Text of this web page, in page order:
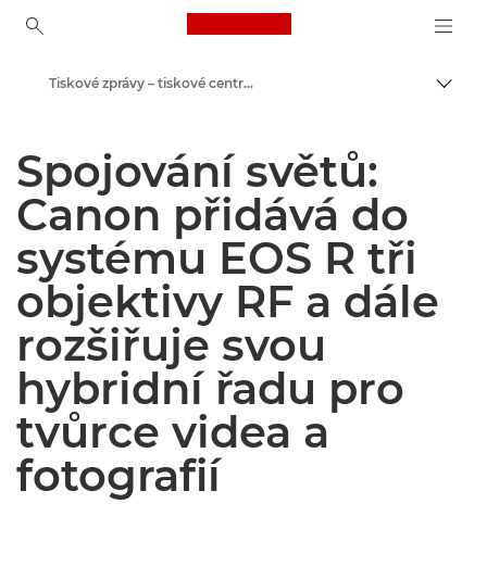
Canon Logo, back to
Tiskové centrum
Tiskové zprávy – tiskové centrum Canon
Spojování světů:
Canon přidává do
systému EOS R tři
objektivy RF a dále
rozšiřuje svou
hybridní řadu pro
tvůrce videa a
fotografií